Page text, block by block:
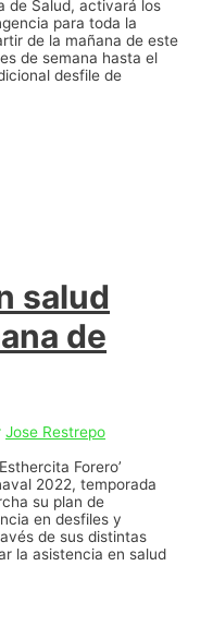
de Salud, activará los
para toda la
de la mañana de este
de semana hasta el
desfile de
salud
de
Jose Restrepo
Forero’
2022, temporada
su plan de
en desfiles y
de sus distintas
la asistencia en salud